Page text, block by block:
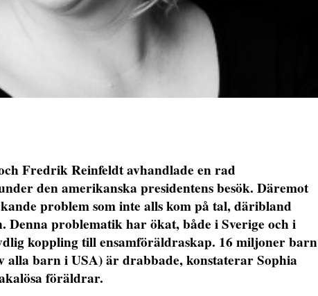
Fredrik Reinfeldt avhandlade en rad
den amerikanska presidentens besök. Däremot
problem som inte alls kom på tal, däribland
Denna problematik har ökat, både i Sverige och i
koppling till ensamföräldraskap. 16 miljoner barn
alla barn i USA) är drabbade, konstaterar Sophia
föräldrar.